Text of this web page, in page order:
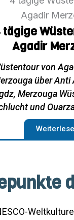
tägige
Agadir
von
über Anti
Merzouga
und